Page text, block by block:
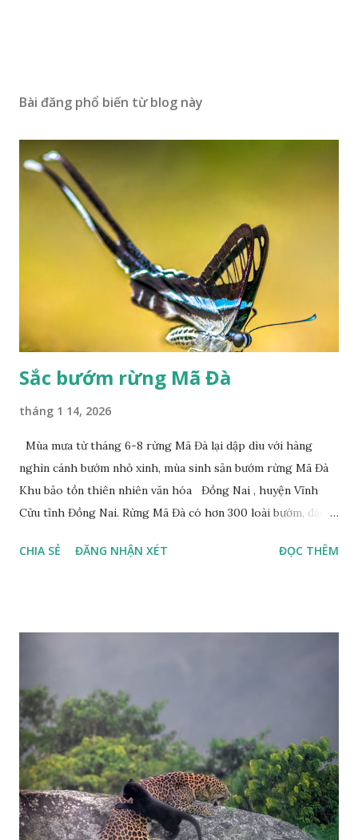
Bài đăng phổ biến từ blog này
Sắc bướm rừng Mã Đà
tháng 1 14, 2026
Mùa mưa từ tháng 6-8 rừng Mã Đà lại dập dìu với hàng
nghìn cánh bướm nhỏ xinh, mùa sinh sản bướm rừng Mã Đà
Khu bảo tồn thiên nhiên văn hóa Đồng Nai , huyện Vĩnh
Cửu tỉnh Đồng Nai. Rừng Mã Đà có hơn 300 loài bướm, đặc
đuôi trắng (Lamproptera curius) đặc trưng là cái đuôi dài
CHIA SẺ ĐĂNG NHẬN XÉT ĐỌC THÊM